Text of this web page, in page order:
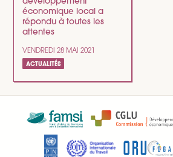
économique local a
répondu à toutes les
attentes
VENDREDI 28 MAI 2021
ACTUALITÉS